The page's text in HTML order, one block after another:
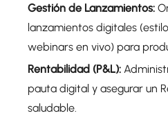
Gestión de Lanzamientos:
lanzamientos digitales
webinars en vivo) para
Rentabilidad (P&L):
pauta digital y asegurar un
saludable.